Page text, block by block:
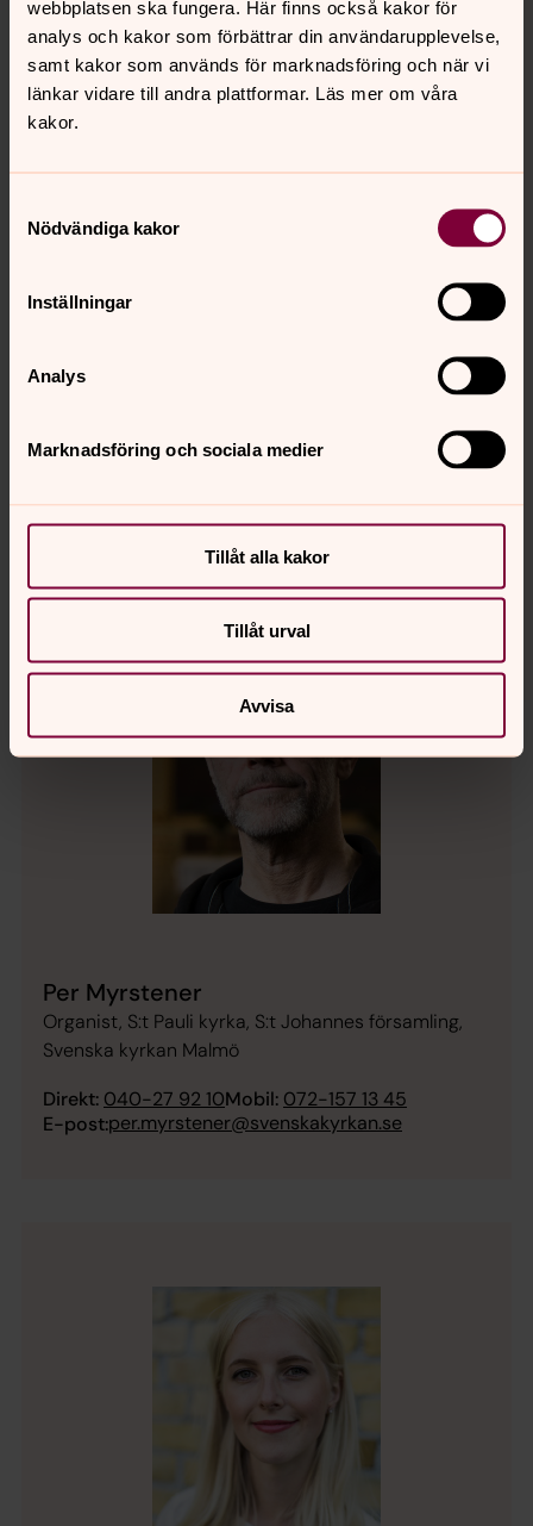
webbplatsen ska fungera. Här finns också kakor för
analys och kakor som förbättrar din användarupplevelse,
samt kakor som används för marknadsföring och när vi
länkar vidare till andra plattformar. Läs mer om våra
kakor.
Nödvändiga kakor
Inställningar
Analys
Marknadsföring och sociala medier
Tillåt alla kakor
Tillåt urval
Avvisa
Musiker, S:t Pauli kyrka, S:t Johannes församling,
Svenska kyrkan Malmö
Direkt: 040-27 94 82 Mobil:
076-768 76 73
E-post:albin.johansson@svenskakyrkan.se
Per Myrstener
Organist, S:t Pauli kyrka, S:t Johannes församling,
Svenska kyrkan Malmö
Direkt: 040-27 92 10Mobil: 072-157 13 45
E-post:per.myrstener@svenskakyrkan.se